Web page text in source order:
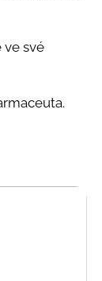
ve své